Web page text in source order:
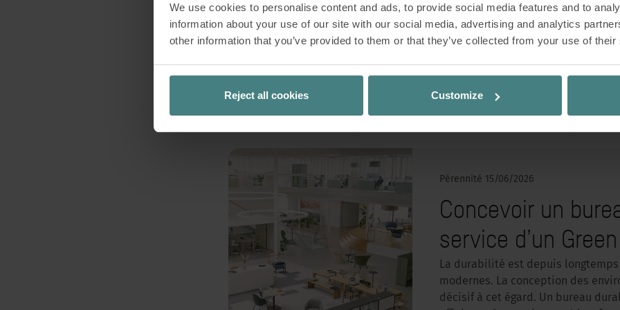
We use cookies to personalise content and ads, to provide social media features and to
information about your use of our site with our social media, advertising and analytics
other information that you’ve provided to them or that they’ve collected from your use of
Reject all cookies Customize
principe directeur est le « travail
simple mais d’une grande portée
bien travailler sur le long terme ?
EN SAVOIR PLUS
Pérennité 15/06/2026
Concevoir un
service d’un
La durabilité est depuis
modernes. La conception des
décisif à cet égard. Un bureau